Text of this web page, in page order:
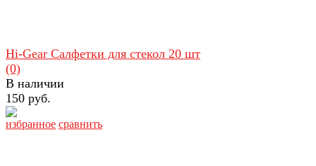
избранное сравнить
Hi-Gear Салфетки для стекол 20 шт
(0)
В наличии
150 руб.